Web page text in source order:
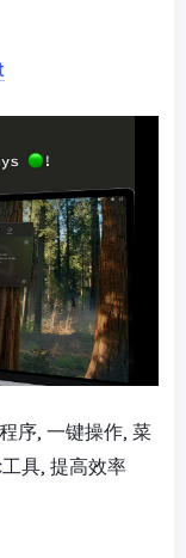
序, 一键操作, 菜
具, 提高效率